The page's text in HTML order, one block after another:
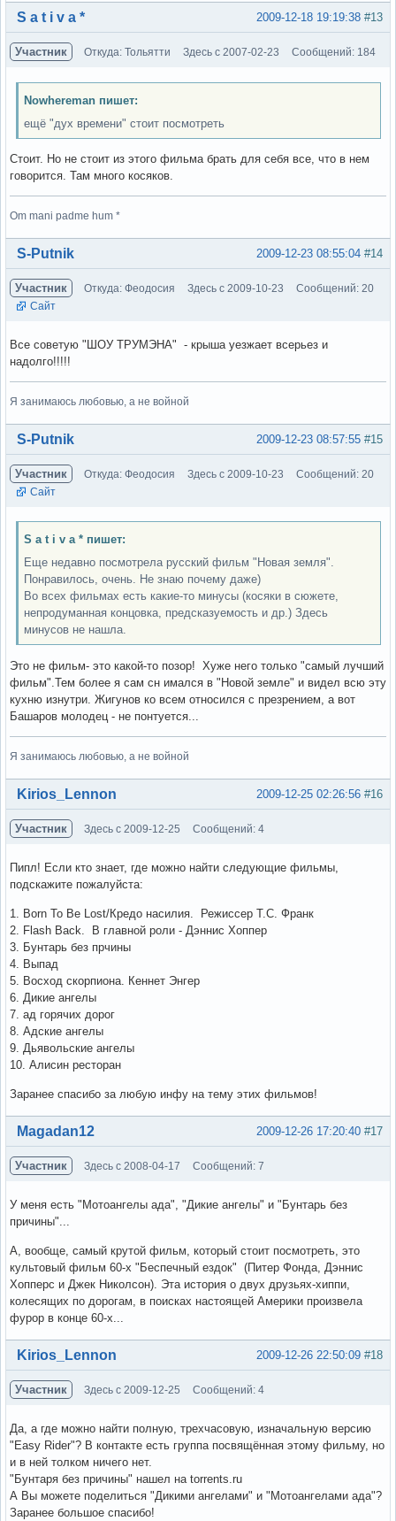
Вне форума #13
2009-12-18 19:19:38
S a t i v a *
Участник Откуда: Тольятти Здесь с 2007-02-23 Сообщений: 184
Nowhereman пишет:
ещё "дух времени" стоит посмотреть
Стоит. Но не стоит из этого фильма брать для себя все, что в нем
говорится. Там много косяков.
Om mani padme hum *
Вне форума #14
2009-12-23 08:55:04
S-Putnik
Участник Откуда: Феодосия Здесь с 2009-10-23
Сообщений: 20
Сайт
Все советую "ШОУ ТРУМЭНА" - крыша уезжает всерьез и
надолго!!!!!
Я занимаюсь любовью, а не войной
Вне форума #15
2009-12-23 08:57:55
S-Putnik
Участник Откуда: Феодосия Здесь с 2009-10-23
Сообщений: 20
Сайт
S a t i v a * пишет:
Еще недавно посмотрела русский фильм "Новая земля".
Понравилось, очень. Не знаю почему даже)
Во всех фильмах есть какие-то минусы (косяки в сюжете,
непродуманная концовка, предсказуемость и др.) Здесь
минусов не нашла.
Это не фильм- это какой-то позор! Хуже него только "самый лучший
фильм".Тем более я сам сн имался в "Новой земле" и видел всю эту
кухню изнутри. Жигунов ко всем относился с презрением, а вот
Башаров молодец - не понтуется...
Я занимаюсь любовью, а не войной
Вне форума #16
2009-12-25 02:26:56
Kirios_Lennon
Участник Здесь с 2009-12-25 Сообщений: 4
Пипл! Если кто знает, где можно найти следующие фильмы,
подскажите пожалуйста:
1. Born To Be Lost/Кредо насилия. Режиссер Т.С. Франк
2. Flash Back. В главной роли - Дэннис Хоппер
3. Бунтарь без прчины
4. Выпад
5. Восход скорпиона. Кеннет Энгер
6. Дикие ангелы
7. ад горячих дорог
8. Адские ангелы
9. Дьявольские ангелы
10. Алисин ресторан
Заранее спасибо за любую инфу на тему этих фильмов!
Вне форума #17
2009-12-26 17:20:40
Magadan12
Участник Здесь с 2008-04-17 Сообщений: 7
У меня есть "Мотоангелы ада", "Дикие ангелы" и "Бунтарь без
причины"...
А, вообще, самый крутой фильм, который стоит посмотреть, это
культовый фильм 60-х "Беспечный ездок" (Питер Фонда, Дэннис
Хопперс и Джек Николсон). Эта история о двух друзьях-хиппи,
колесящих по дорогам, в поисках настоящей Америки произвела
фурор в конце 60-х...
Вне форума #18
2009-12-26 22:50:09
Kirios_Lennon
Участник Здесь с 2009-12-25 Сообщений: 4
Да, а где можно найти полную, трехчасовую, изначальную версию
"Easy Rider"? В контакте есть группа посвящённая этому фильму, но
и в ней толком ничего нет.
"Бунтаря без причины" нашел на torrents.ru
А Вы можете поделиться "Дикими ангелами" и "Мотоангелами ада"?
Заранее большое спасибо!